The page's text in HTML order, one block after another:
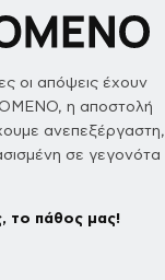
οι απόψεις έχουν
η αποστολή
ανεπεξέργαστη,
σε γεγονότα
το πάθος μας!